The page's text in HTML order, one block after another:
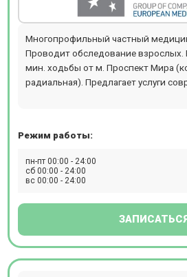
Многопрофильный частный
Проводит обследование взрослых.
мин. ходьбы от м. Проспект Мира
радиальная). Предлагает услуги
диагностики: МРТ, КТ, ПЭТ-КТ,
Режим работы:
пн-пт 00:00 - 24:00
сб 00:00 - 24:00
вс 00:00 - 24:00